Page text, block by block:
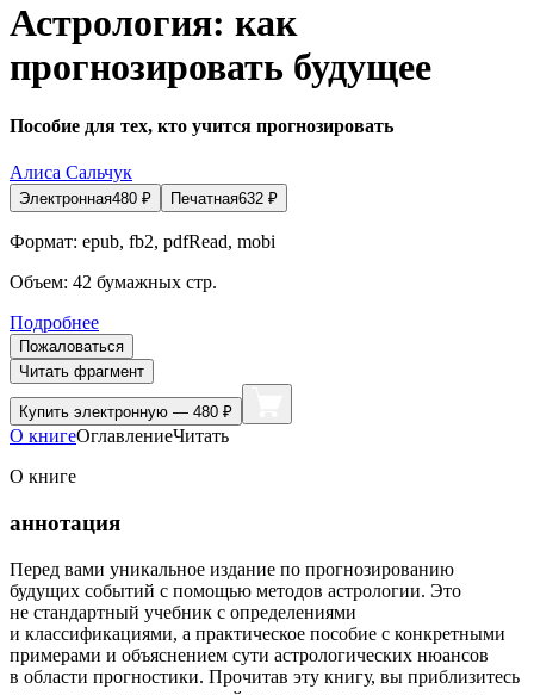
Астрология: как
прогнозировать будущее
Пособие для тех, кто учится прогнозировать
Алиса Сальчук
Электронная480 ₽ Печатная632 ₽
Формат: epub, fb2, pdfRead, mobi
Объем: 42 бумажных стр.
Подробнее
Пожаловаться
Читать фрагмент
Купить электронную — 480 ₽
О книгеОглавлениеЧитать
О книге
аннотация
Перед вами уникальное издание по прогнозированию
будущих событий с помощью методов астрологии. Это
не стандартный учебник с определениями
и классификациями, а практическое пособие с конкретными
примерами и объяснением сути астрологических нюансов
в области прогностики. Прочитав эту книгу, вы приблизитесь